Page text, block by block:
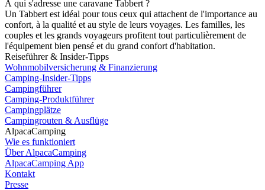
À qui s'adresse une caravane Tabbert ?
Un Tabbert est idéal pour tous ceux qui attachent de l'importance au
confort, à la qualité et au style de leurs voyages. Les familles, les
couples et les grands voyageurs profitent tout particulièrement de
l'équipement bien pensé et du grand confort d'habitation.
Reiseführer & Insider-Tipps
Wohnmobilversicherung & Finanzierung
Camping-Insider-Tipps
Campingführer
Camping-Produktführer
Campingplätze
Campingrouten & Ausflüge
AlpacaCamping
Wie es funktioniert
Über AlpacaCamping
AlpacaCamping App
Kontakt
Presse